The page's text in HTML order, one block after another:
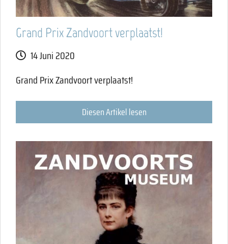
Grand Prix Zandvoort verplaatst!
14 Juni 2020
Grand Prix Zandvoort verplaatst!
Diesen Artikel lesen